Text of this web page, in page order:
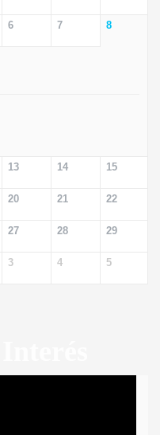
6 7 8
13 14 15
20 21 22
27 28 29
3 4 5